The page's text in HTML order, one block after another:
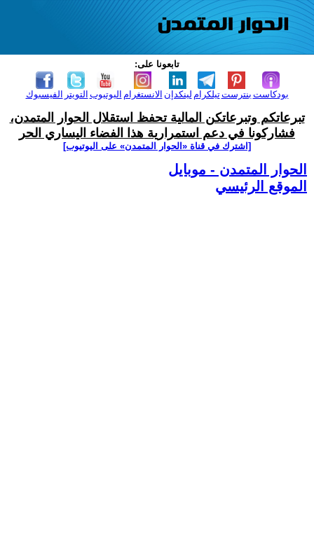
تابعونا على:
الفيسبوك التويتر اليوتيوب الانستغرام لينكدإن تيلكرامبنترست بودكاست
تبرعاتكم وتبرعاتكن المالية تحفظ استقلال الحوار المتمدن،
فشاركونا في دعم استمرارية هذا الفضاء اليساري الحر
[اشترك في قناة ‫«الحوار المتمدن» على اليوتيوب]
الحوار المتمدن - موبايل
الموقع الرئيسي